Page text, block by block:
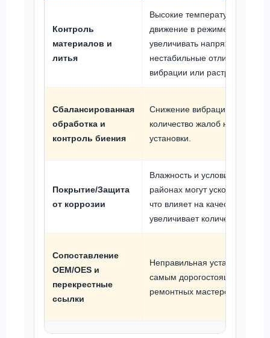
Контроль
материалов и
литья
Высокие температуры,
движение в режиме "старт-
увеличивать напряжение в
нестабильные отливки могут
вибрации или
Сбалансированная
обработка и
контроль биения
Снижение вибрации
количество жалоб на
установки.
Покрытие/Защита
от коррозии
Влажность и условия
районах могут ускорить
что влияет на качество
увеличивает количество
Сопоставление
OEM/OES и
перекрестные
ссылки
Неправильная установка
самым дорогостоящим
ремонтных мастерских.